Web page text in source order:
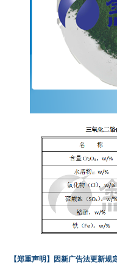
【郑重声明】 因新广告法更新规